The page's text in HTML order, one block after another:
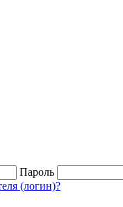
Пароль
(логин)?